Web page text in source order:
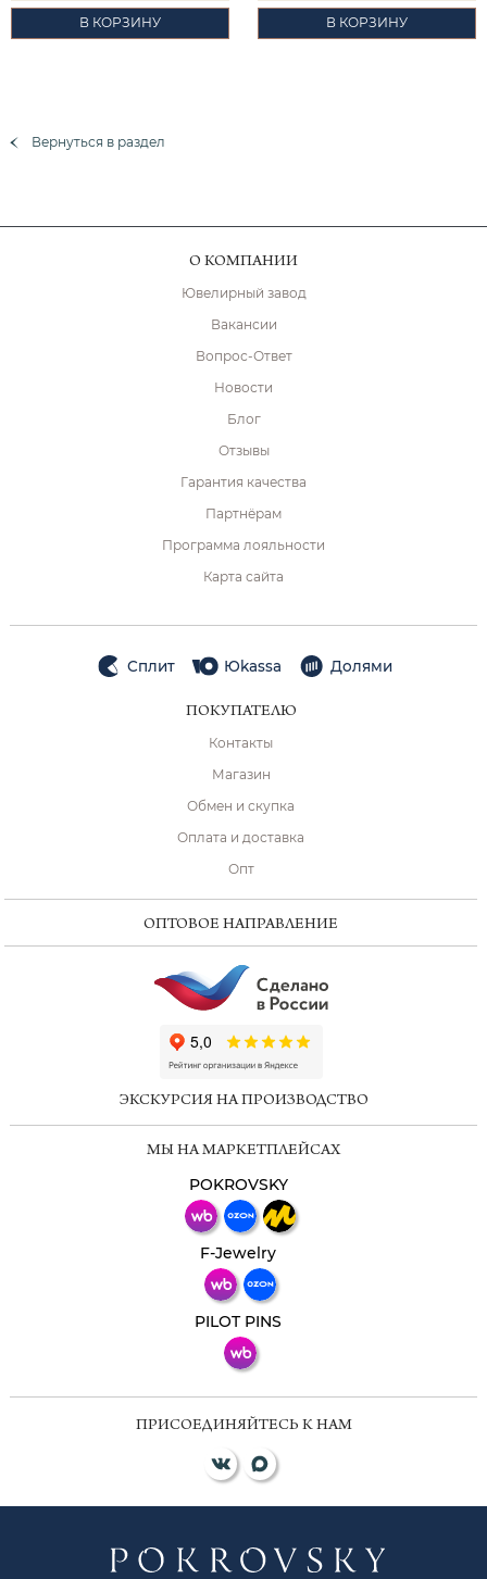
В КОРЗИНУ В КОРЗИНУ
Вернуться в раздел
О КОМПАНИИ
Ювелирный завод
Вакансии
Вопрос-Ответ
Новости
Блог
Отзывы
Гарантия качества
Партнёрам
Программа лояльности
Карта сайта
Сплит Юkassa Долями
ПОКУПАТЕЛЮ
Контакты
Магазин
Обмен и скупка
Оплата и доставка
Опт
ОПТОВОЕ НАПРАВЛЕНИЕ
ЭКСКУРСИЯ НА ПРОИЗВОДСТВО
МЫ НА МАРКЕТПЛЕЙСАХ
POKROVSKY
F-Jewelry
PILOT PINS
ПРИСОЕДИНЯЙТЕСЬ К НАМ